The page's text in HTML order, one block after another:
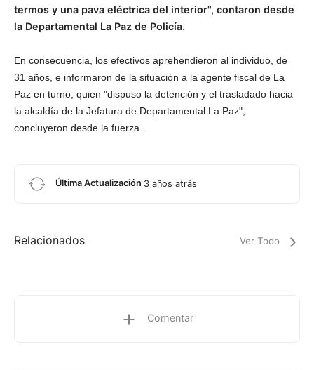
termos y una pava eléctrica del interior", contaron desde
la Departamental La Paz de Policía.
En consecuencia, los efectivos aprehendieron al individuo, de
31 años, e informaron de la situación a la agente fiscal de La
Paz en turno, quien "dispuso la detención y el trasladado hacia
la alcaldía de la Jefatura de Departamental La Paz",
concluyeron desde la fuerza.
Última Actualización 3 años atrás
Relacionados Ver Todo
Comentar